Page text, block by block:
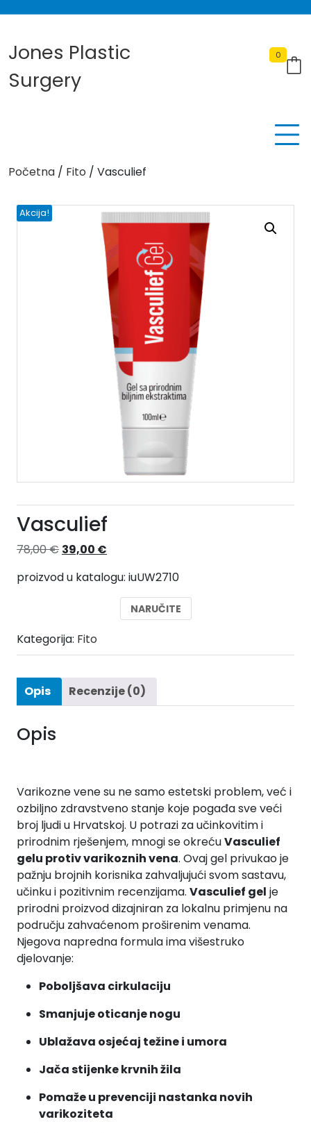
Jones Plastic
Surgery
0
Početna / Fito / Vasculief
Akcija!
Vasculief
78,00€ Izvorna
bila
39,00 €
je:
39,00 €.
proizvod u katalogu: iuUW2710
NARUČITE
Kategorija: Fito
Opis Recenzije (0)
Opis
Varikozne vene su ne samo estetski problem, već i
ozbiljno zdravstveno stanje koje pogađa sve veći
broj ljudi u Hrvatskoj. U potrazi za učinkovitim i
prirodnim rješenjem, mnogi se okrećuVasculief
gelu protiv varikoznih vena. Ovaj gel privukao je
pažnju brojnih korisnika zahvaljujući svom sastavu,
učinku i pozitivnim recenzijama. Vasculief gel je
prirodni proizvod dizajniran za lokalnu primjenu na
području zahvaćenom proširenim venama.
Njegova napredna formula ima višestruko
djelovanje:
Poboljšava cirkulaciju
Smanjuje oticanje nogu
Ublažava osjećaj težine i umora
Jača stijenke krvnih žila
Pomaže u prevenciji nastanka novih
varikoziteta